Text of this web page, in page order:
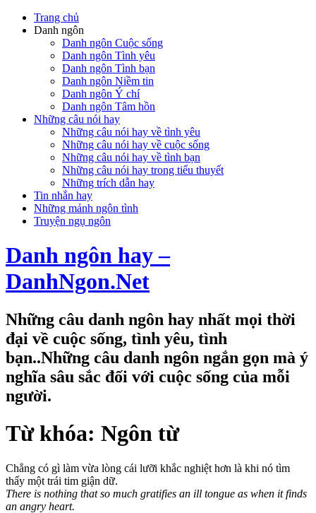
Trang chủ
Danh ngôn
Danh ngôn Cuộc sống
Danh ngôn Tình yêu
Danh ngôn Tình bạn
Danh ngôn Niềm tin
Danh ngôn Ý chí
Danh ngôn Tâm hồn
Những câu nói hay
Những câu nói hay về tình yêu
Những câu nói hay về cuộc sống
Những câu nói hay về tình bạn
Những câu nói hay trong tiểu thuyết
Những trích dẫn hay
Tin nhắn hay
Những mảnh ngôn tình
Truyện ngụ ngôn
Danh ngôn hay –
DanhNgon.Net
Những câu danh ngôn hay nhất mọi thời
đại về cuộc sống, tình yêu, tình
bạn..Những câu danh ngôn ngắn gọn mà ý
nghĩa sâu sắc đối với cuộc sống của mỗi
người.
Từ khóa: Ngôn từ
Chẳng có gì làm vừa lòng cái lưỡi khắc nghiệt hơn là khi nó tìm
thấy một trái tim giận dữ.
There is nothing that so much gratifies an ill tongue as when it finds
an angry heart.